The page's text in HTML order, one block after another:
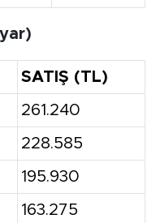
SATIŞ (TL)
261.240
228.585
195.930
163.275